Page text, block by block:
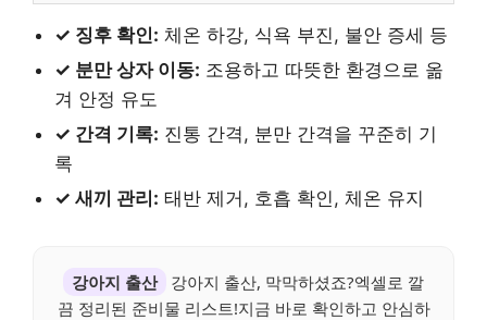
✓ 징후 확인: 체온 하강, 식욕 부진, 불안 증세 등
✓ 분만 상자 이동: 조용하고 따뜻한 환경으로 옮
겨 안정 유도
✓ 간격 기록: 진통 간격, 분만 간격을 꾸준히 기
록
✓ 새끼 관리: 태반 제거, 호흡 확인, 체온 유지
강아지 출산
강아지 출산, 막막하셨죠?엑셀로 깔
끔 정리된 준비물 리스트!지금 바로 확인하고 안심하